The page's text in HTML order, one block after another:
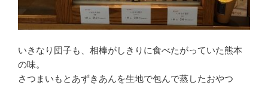
いきなり団子も、相棒がしきりに食べたがっていた熊本
の味。
さつまいもとあずきあんを生地で包んで蒸したおやつ